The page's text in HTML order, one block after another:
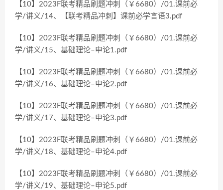
【10】2023F联考精品刷题冲刺（￥6680）/01.课前必
学/讲义/14、【联考精品冲刺】课前必学言语3.pdf
【10】2023F联考精品刷题冲刺（￥6680）/01.课前必
学/讲义/15、基础理论–申论1.pdf
【10】2023F联考精品刷题冲刺（￥6680）/01.课前必
学/讲义/16、基础理论–申论2.pdf
【10】2023F联考精品刷题冲刺（￥6680）/01.课前必
学/讲义/17、基础理论–申论3.pdf
【10】2023F联考精品刷题冲刺（￥6680）/01.课前必
学/讲义/18、基础理论–申论4.pdf
【10】2023F联考精品刷题冲刺（￥6680）/01.课前必
学/讲义/19、基础理论–申论5.pdf